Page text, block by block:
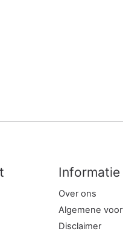
Informatie
Over ons
Algemene
Disclaimer